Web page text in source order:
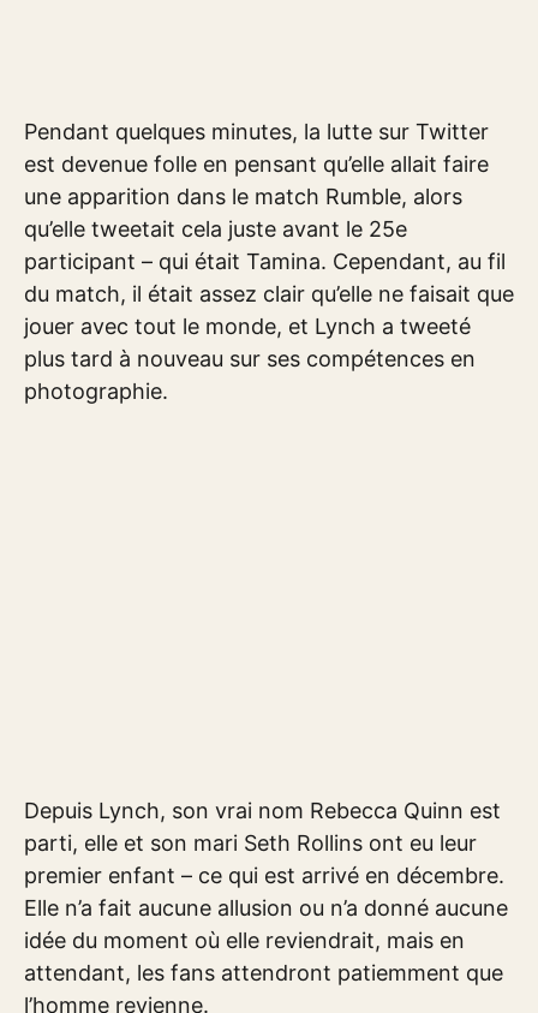
Pendant quelques minutes, la lutte sur Twitter
est devenue folle en pensant qu’elle allait faire
une apparition dans le match Rumble, alors
qu’elle tweetait cela juste avant le 25e
participant – qui était Tamina. Cependant, au fil
du match, il était assez clair qu’elle ne faisait que
jouer avec tout le monde, et Lynch a tweeté
plus tard à nouveau sur ses compétences en
photographie.
Depuis Lynch, son vrai nom Rebecca Quinn est
parti, elle et son mari Seth Rollins ont eu leur
premier enfant – ce qui est arrivé en décembre.
Elle n’a fait aucune allusion ou n’a donné aucune
idée du moment où elle reviendrait, mais en
attendant, les fans attendront patiemment que
l’homme revienne.